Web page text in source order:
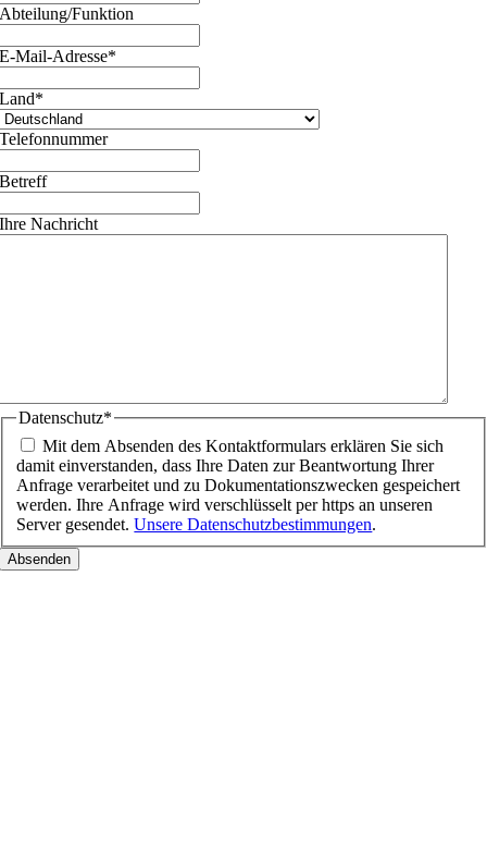
Abteilung/Funktion
E-Mail-Adresse*
Land*
Telefonnummer
Betreff
Ihre Nachricht
Datenschutz*
Mit dem Absenden des Kontaktformulars erklären Sie sich
damit einverstanden, dass Ihre Daten zur Beantwortung Ihrer
Anfrage verarbeitet und zu Dokumentationszwecken gespeichert
werden. Ihre Anfrage wird verschlüsselt per https an unseren
Server gesendet.Unsere Datenschutzbestimmungen.